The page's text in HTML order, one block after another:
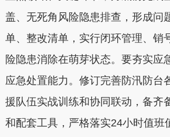
盖、无死角风险隐患排查，形成问
单、整改清单，实行闭环管理、销
险隐患消除在萌芽状态。要夯实应
应急处置能力。修订完善防汛防台
援队伍实战训练和协同联动，备齐
和配套工具，严格落实24小时值班